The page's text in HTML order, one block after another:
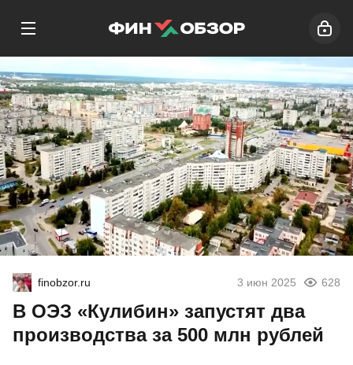
finobzor.ru 3 июн 2025 628
В ОЭЗ «Кулибин» запустят два
производства за 500 млн рублей